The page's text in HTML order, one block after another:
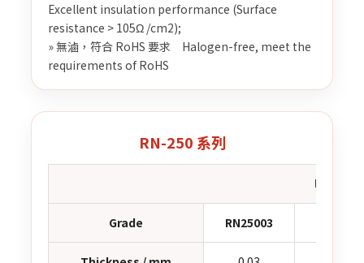
Excellent insulation performance (Surface
resistance > 105Ω /cm2);
» 無滷，符合 RoHS 要求 Halogen-free, meet the
requirements of RoHS
RN-250 系列
吸波材
Grade RN25003